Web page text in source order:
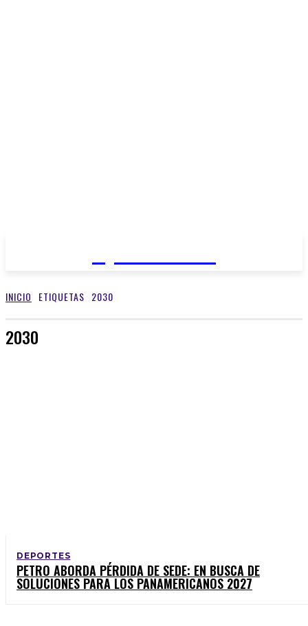
INICIO ETIQUETAS 2030
2030
DEPORTES
PETRO ABORDA PÉRDIDA DE SEDE: EN BUSCA DE
SOLUCIONES PARA LOS PANAMERICANOS 2027